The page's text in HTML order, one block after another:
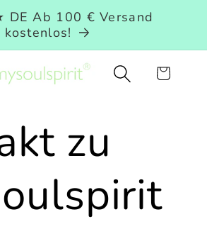
Ab 100 € Versand
kostenlos!
Warenkorb
zu